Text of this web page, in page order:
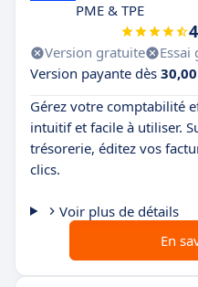
PME & TPE
Version gratuite Essai
Version payante dès
Gérez votre comptabilité
intuitif et facile à utiliser.
trésorerie, éditez vos
clics.
Voir plus de détails
En